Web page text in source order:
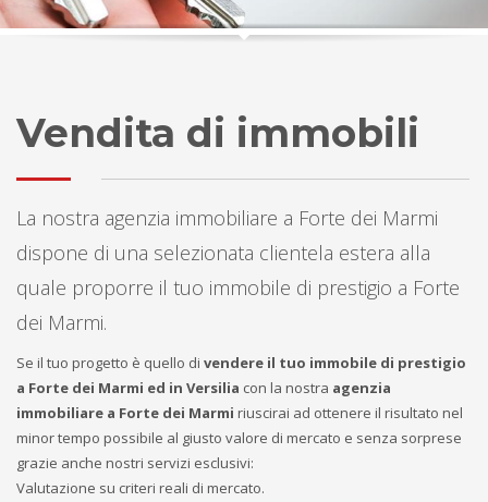
Vendita di immobili
La nostra agenzia immobiliare a Forte dei Marmi
dispone di una selezionata clientela estera alla
quale proporre il tuo immobile di prestigio a Forte
dei Marmi.
Se il tuo progetto è quello di vendere il tuo immobile di prestigio
a Forte dei Marmi ed in Versilia con la nostra agenzia
immobiliare a Forte dei Marmi riuscirai ad ottenere il risultato nel
minor tempo possibile al giusto valore di mercato e senza sorprese
grazie anche nostri servizi esclusivi:
Valutazione su criteri reali di mercato.